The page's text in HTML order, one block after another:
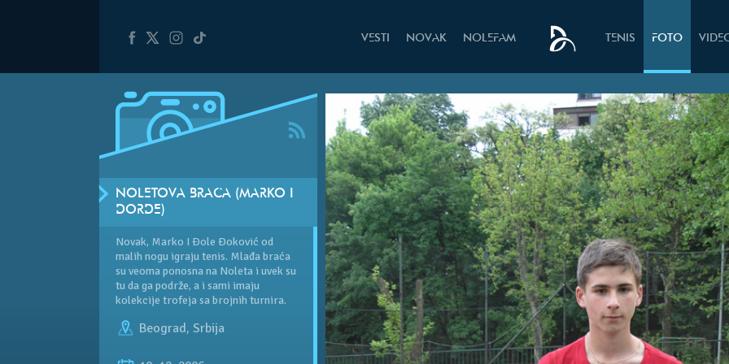
VESTI NOVAK NOLEFAM TENIS FOTO
NOLETOVA BRAĆA (MARKO I
ĐORĐE)
Novak, Marko I Đole Đoković od
malih nogu igraju tenis. Mlađa braća
su veoma ponosna na Noleta i uvek su
tu da ga podrže, a i sami imaju
kolekcije trofeja sa brojnih turnira.
Beograd, Srbija